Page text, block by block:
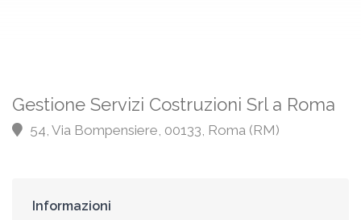
Gestione Servizi Costruzioni Srl a Roma
54, Via Bompensiere, 00133, Roma (RM)
Informazioni